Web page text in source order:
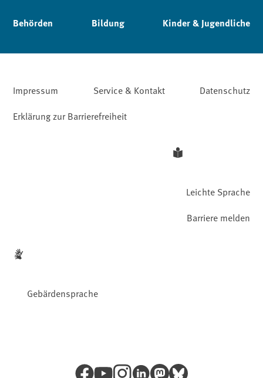
Behörden Bildung Kinder & Jugendliche
Impressum Service & Kontakt
Datenschutz
Erklärung zur Barrierefreiheit
Leichte Sprache
Gebärdensprache
Barriere melden